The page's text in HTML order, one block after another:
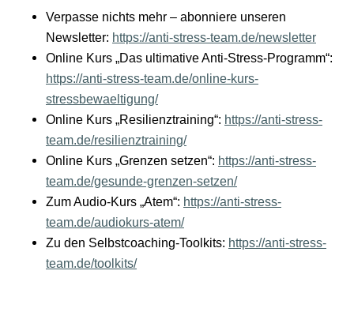
Verpasse nichts mehr – abonniere unseren
Newsletter: https://anti-stress-team.de/newsletter
Online Kurs „Das ultimative Anti-Stress-Programm“:
https://anti-stress-team.de/online-kurs-
stressbewaeltigung/
Online Kurs „Resilienztraining“: https://anti-stress-
team.de/resilienztraining/
Online Kurs „Grenzen setzen“: https://anti-stress-
team.de/gesunde-grenzen-setzen/
Zum Audio-Kurs „Atem“: https://anti-stress-
team.de/audiokurs-atem/
Zu den Selbstcoaching-Toolkits: https://anti-stress-
team.de/toolkits/